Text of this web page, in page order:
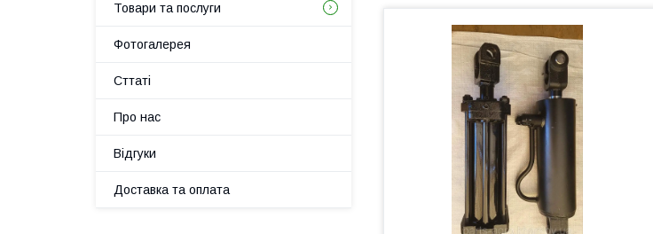
Товари та послуги
Фотогалерея
Сттаті
Про нас
Відгуки
Доставка та оплата